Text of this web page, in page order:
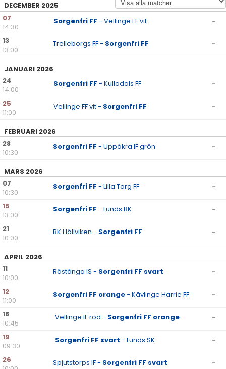
KONTAKT
DECEMBER 2025
07
14:30
Sorgenfri FF - Vellinge FF vit -
13
13:00
Trelleborgs FF - Sorgenfri FF -
JANUARI 2026
24
14:00
Sorgenfri FF - Kulladals FF -
25
11:00
Vellinge FF vit - Sorgenfri FF -
FEBRUARI 2026
28
10:30
Sorgenfri FF - Uppåkra IF grön -
MARS 2026
07
10:30
Sorgenfri FF - Lilla Torg FF -
15
13:00
Sorgenfri FF - Lunds BK -
21
10:00
BK Höllviken - Sorgenfri FF -
APRIL 2026
11
10:00
Röstånga IS - Sorgenfri FF svart -
12
11:00
Sorgenfri FF orange- Kävlinge Harrie FF -
18
10:45
Vellinge IF röd - Sorgenfri FF orange -
19
09:30
Sorgenfri FF svart - Lunds SK -
26
Spjutstorps IF - Sorgenfri FF svart -